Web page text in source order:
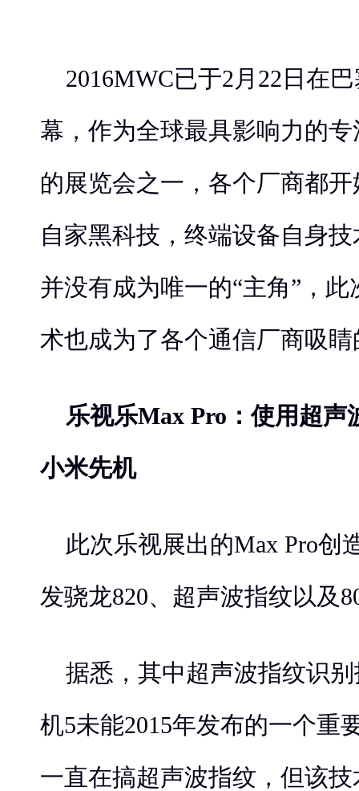
2016MWC已于2月22日在
幕，作为全球最具影响力的
的展览会之一，各个厂商都
自家黑科技，终端设备自身
并没有成为唯一的“主角”，
术也成为了各个通信厂商吸
乐视乐Max Pro：使用超声
小米先机
此次乐视展出的Max Pro创
发骁龙820、超声波指纹以及
据悉，其中超声波指纹识
机5未能2015年发布的一个重
一直在搞超声波指纹，但该